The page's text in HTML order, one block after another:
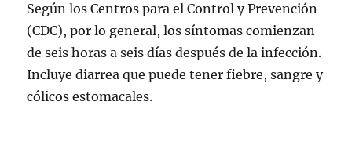
Según los Centros para el Control y Prevención
(CDC), por lo general, los síntomas comienzan
de seis horas a seis días después de la infección.
Incluye diarrea que puede tener fiebre, sangre y
cólicos estomacales.